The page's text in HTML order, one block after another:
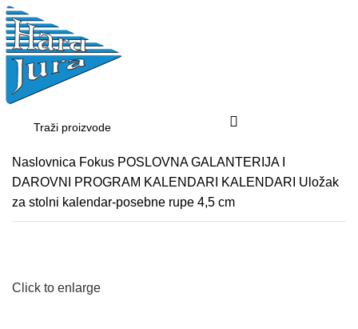
Naslovnica Fokus POSLOVNA GALANTERIJA I
DAROVNI PROGRAM KALENDARI KALENDARI Uložak
za stolni kalendar-posebne rupe 4,5 cm
Click to enlarge